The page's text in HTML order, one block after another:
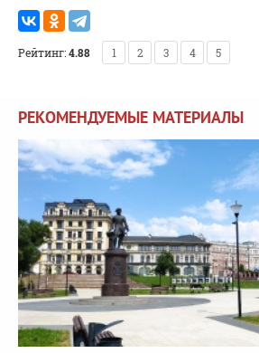
Рейтинг:4.88 1 2 3 4 5
РЕКОМЕНДУЕМЫЕ МАТЕРИАЛЫ